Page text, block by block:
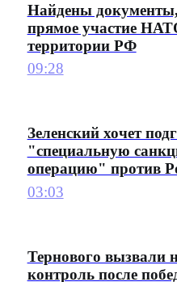
Найдены
прямое участие
территории РФ
09:28
Зеленский хочет
"специальную
операцию" против
03:03
Тернового вызвали
контроль после